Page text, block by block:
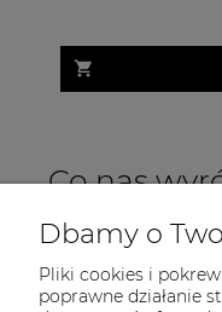
Co nas
Dbamy o
Pliki cookies i
poprawne działanie